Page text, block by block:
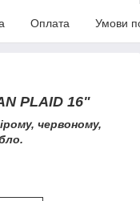
Оплата Умови
PLAID 16"
червоному,